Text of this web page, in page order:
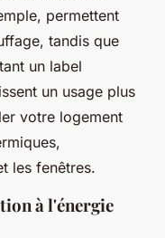
permettent
tandis que
un label
un usage plus
votre logement
les fenêtres.
à l'énergie